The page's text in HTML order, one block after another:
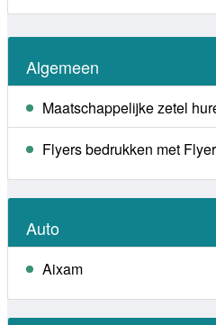
Algemeen
Maatschappelijke zetel
Flyers bedrukken met
Auto
Aixam